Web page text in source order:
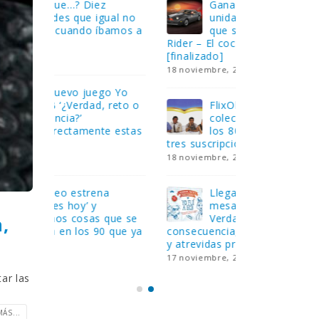
las
no
a
o
se
ya
Gana una de las cuatro
unidades de PLAYMOBIL
que sorteamos: Knight
Rider – El coche fantástico
FlixOlé nos divierte con su
colección de comedias de
los 80 y 90 y regalamos
tres suscripciones anuales
Llega el nuevo juego de
mesa Yo Fui a EGB:
Verdad, reto o
consecuencia, con más preguntas